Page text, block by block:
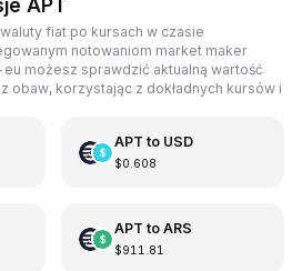
fiat po kursach w czasie
notowaniom market maker
możesz sprawdzić aktualną wartość
obaw, korzystając z dokładnych kursów i
APT to USD
$0.608
APT to ARS
$911.81